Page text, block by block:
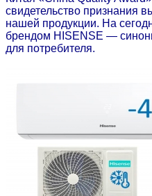
свидетельство признания
нашей продукции. На
брендом HISENSE —
для потребителя.